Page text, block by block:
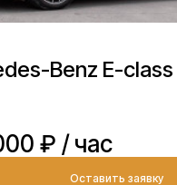
Benz E-class
₽ / час
Оставить заявку